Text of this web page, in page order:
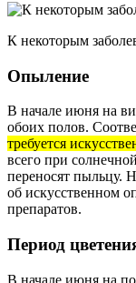
К некоторым
Опыление
В начале июня на
обоих полов.
требуется
всего при
переносят пыльцу.
об искусственном
препаратов.
Период
В начале июня на